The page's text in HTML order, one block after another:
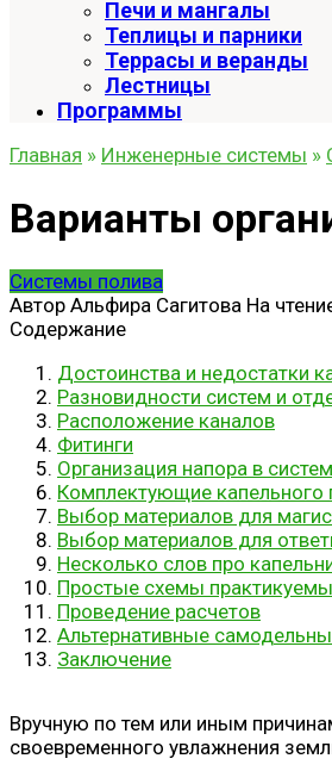
Печи и мангалы
Теплицы и парники
Террасы и веранды
Лестницы
Программы
Главная » Инженерные системы »
Варианты
Системы полива
Автор Альфира Сагитова На
Содержание
Достоинства и недостатки
Разновидности систем и
Расположение каналов
Фитинги
Организация напора в
Комплектующие капельного
Выбор материалов для
Выбор материалов для
Несколько слов про
Простые схемы
Проведение расчетов
Альтернативные
Заключение
Вручную по тем или иным
своевременного увлажнения